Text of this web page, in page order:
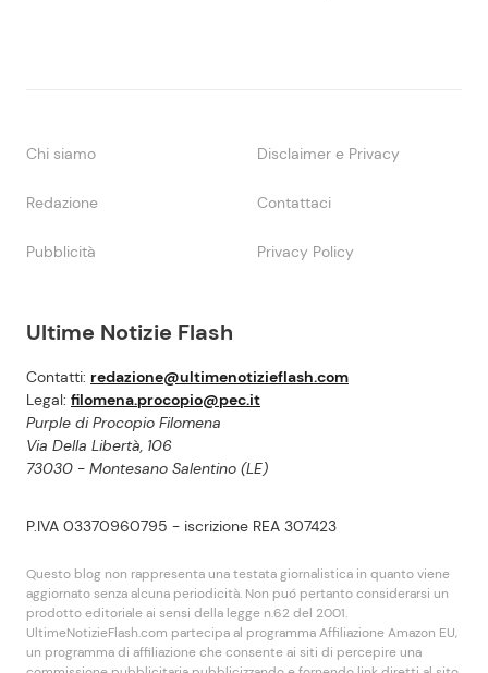
Ultime Notizie Flash
Contatti: redazione@ultimenotizieflash.com
Legal: filomena.procopio@pec.it
Purple di Procopio Filomena
Via Della Libertà, 106
73030 - Montesano Salentino (LE)
P.IVA 03370960795 - iscrizione REA 307423
Questo blog non rappresenta una testata giornalistica in quanto viene
aggiornato senza alcuna periodicità. Non puó pertanto considerarsi un
prodotto editoriale ai sensi della legge n.62 del 2001.
UltimeNotizieFlash.com partecipa al programma Affiliazione Amazon EU,
un programma di affiliazione che consente ai siti di percepire una
Chi siamo Disclaimer e Privacy
Redazione Contattaci
Pubblicità Privacy Policy